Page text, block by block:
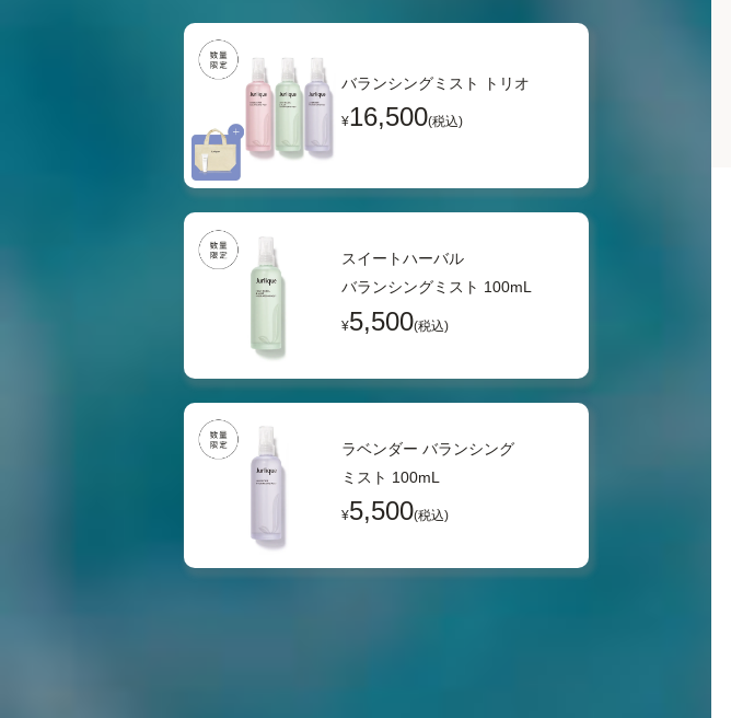
バランシングミスト トリオ
¥16,500(税込)
スイートハーバル
バランシングミスト 100mL
¥5,500(税込)
ラベンダー バランシング
ミスト 100mL
¥5,500(税込)